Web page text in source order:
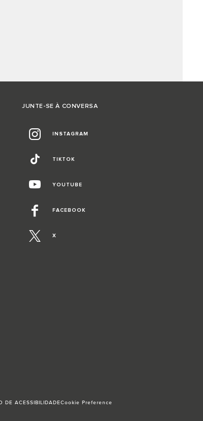
JUNTE-SE À CONVERSA
INSTAGRAM
TIKTOK
YOUTUBE
FACEBOOK
X
DE ACESSIBILIDADECookie Preference